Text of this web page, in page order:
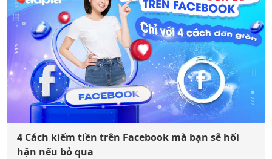
4 Cách kiếm tiền trên Facebook mà bạn sẽ hối
hận nếu bỏ qua